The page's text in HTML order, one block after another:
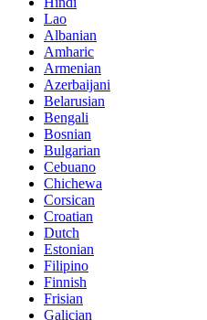
Lao
Albanian
Amharic
Armenian
Azerbaijani
Belarusian
Bengali
Bosnian
Bulgarian
Cebuano
Chichewa
Corsican
Croatian
Dutch
Estonian
Filipino
Finnish
Frisian
Galician